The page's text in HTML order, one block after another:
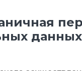
данных